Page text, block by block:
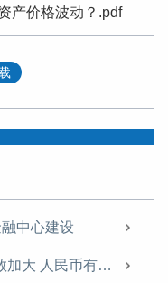
产价格波动？.pdf
中心建设
【NIFD季报】美元指数走势变数加大 人民币有望温和升值——2025年年度人民币汇率分析报告